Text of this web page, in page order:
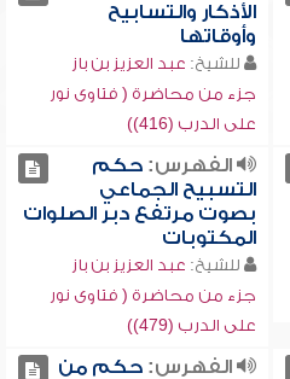
الأذكار والتسابيح
وأوقاتها
للشيخ: عبد العزيز بن باز
جزء من محاضرة ( فتاوى نور
على الدرب (416))
الفهرس:حكم
التسبيح الجماعي
بصوت مرتفع دبر الصلوات
المكتوبات
للشيخ: عبد العزيز بن باز
جزء من محاضرة ( فتاوى نور
على الدرب (479))
الفهرس:حكم من